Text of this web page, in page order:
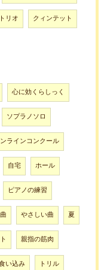
リオ クィンテット
心に効くらしっく
ソプラノソロ
ラインコンクール
自宅 ホール
ピアノの練習
やさしい曲 夏
親指の筋肉
い込み トリル